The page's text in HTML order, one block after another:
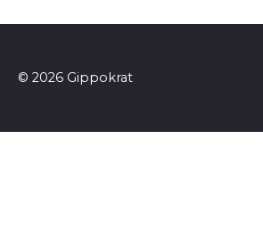
© 2026 Gippokrat